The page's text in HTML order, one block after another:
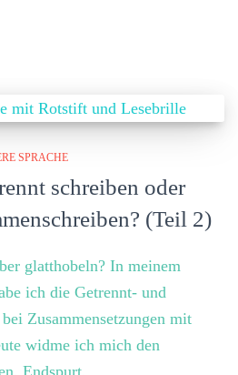
SPRACHE
schreiben oder
(Teil 2)
glatthobeln? In meinem
ich die Getrennt- und
Zusammensetzungen mit
widme ich mich den